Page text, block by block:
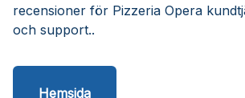
recensioner för Pizzeria Opera
och support..
Hemsida